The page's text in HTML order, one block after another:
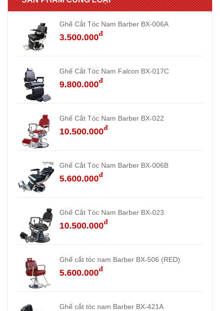
Ghế Cắt Tóc Nam Barber BX-006A
3.500.000đ
Ghế Cắt Tóc Nam Falcon BX-017C
9.800.000đ
Ghế Cắt Tóc Nam Barber BX-022
10.500.000đ
Ghế Cắt Tóc Nam Barber BX-006B
5.600.000đ
Ghế Cắt Tóc Nam Barber BX-023
10.500.000đ
Ghế cắt tóc nam Barber BX-506 (RED)
5.600.000đ
Ghế cắt tóc nam Barber BX-421A